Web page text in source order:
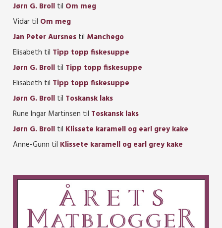
Jørn G. Broll til Om meg
Vidar til Om meg
Jan Peter Aursnes til Manchego
Elisabeth til Tipp topp fiskesuppe
Jørn G. Broll til Tipp topp fiskesuppe
Elisabeth til Tipp topp fiskesuppe
Jørn G. Broll til Toskansk laks
Rune Ingar Martinsen til Toskansk laks
Jørn G. Broll til Klissete karamell og earl grey kake
Anne-Gunn til Klissete karamell og earl grey kake